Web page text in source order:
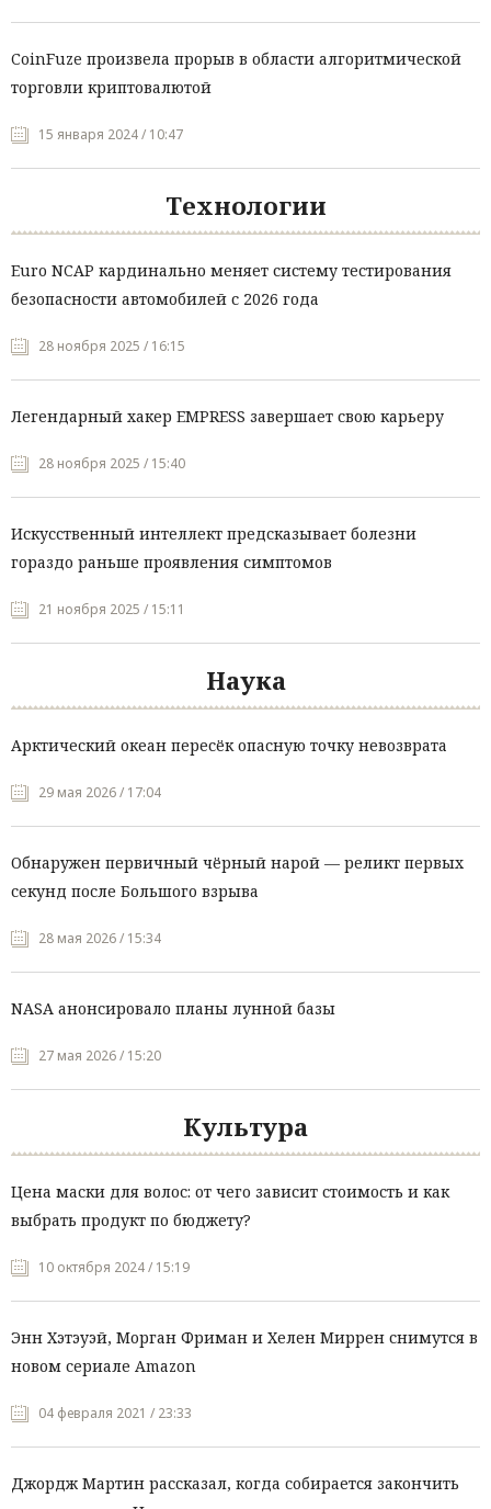
CoinFuze произвела прорыв в области алгоритмической
торговли криптовалютой
15 января 2024 / 10:47
Технологии
Euro NCAP кардинально меняет систему тестирования
безопасности автомобилей с 2026 года
28 ноября 2025 / 16:15
Легендарный хакер EMPRESS завершает свою карьеру
28 ноября 2025 / 15:40
Искусственный интеллект предсказывает болезни
гораздо раньше проявления симптомов
21 ноября 2025 / 15:11
Наука
Арктический океан пересёк опасную точку невозврата
29 мая 2026 / 17:04
Обнаружен первичный чёрный нарой — реликт первых
секунд после Большого взрыва
28 мая 2026 / 15:34
NASA анонсировало планы лунной базы
27 мая 2026 / 15:20
Культура
Цена маски для волос: от чего зависит стоимость и как
выбрать продукт по бюджету?
10 октября 2024 / 15:19
Энн Хэтэуэй, Морган Фриман и Хелен Миррен снимутся в
новом сериале Amazon
04 февраля 2021 / 23:33
Джордж Мартин рассказал, когда собирается закончить